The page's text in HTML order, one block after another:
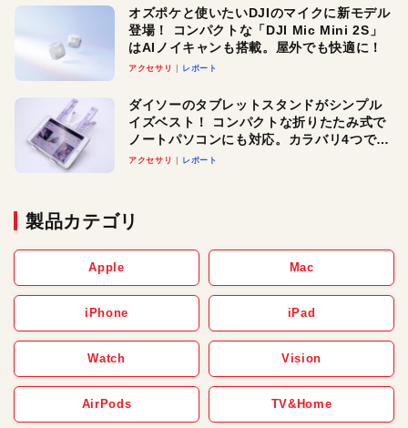
オズポケと使いたいDJIのマイクに新モデル
登場！ コンパクトな「DJI Mic Mini 2S」
はAIノイキャンも搭載。屋外でも快適に！
アクセサリ レポート
ダイソーのタブレットスタンドがシンプル
イズベスト！ コンパクトな折りたたみ式で
ノートパソコンにも対応。カラバリ4つで選
べる楽しさも
アクセサリ レポート
製品カテゴリ
Apple Mac
iPhone iPad
Watch Vision
AirPods TV&Home